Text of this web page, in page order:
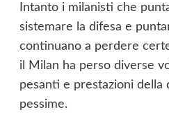
Intanto i milanisti che
sistemare la difesa e
continuano a perdere
il Milan ha perso diverse
pesanti e prestazioni della
pessime.